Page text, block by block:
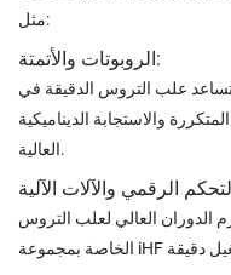
مثل:
الروبوتات والأتمتة:
تساعد علب التروس الدقيقة في
والاستجابة الديناميكية
العالية.
العالي لعلب التروس